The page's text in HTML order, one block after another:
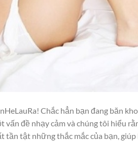
Chắc hẳn bạn đang băn
vấn đề nhạy cảm và chúng tôi hiểu
tần tật những thắc mắc của bạn,